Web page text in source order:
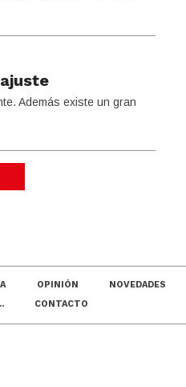
Además existe un gran
OPINIÓN NOVEDADES
CONTACTO